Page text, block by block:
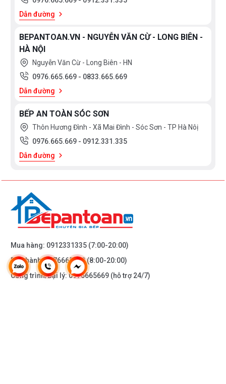
Dẫn đường
BEPANTOAN.VN - NGUYỄN VĂN CỪ - LONG BIÊN -
HÀ NỘI
Nguyễn Văn Cừ - Long Biên - HN
0976.665.669 - 0833.665.669
Dẫn đường
BẾP AN TOÀN SÓC SƠN
Thôn Hương Đình - Xã Mai Đình - Sóc Sơn - TP Hà Nôị
0976.665.669 - 0912.331.335
Dẫn đường
Mua hàng: 0912331335 (7:00-20:00)
Bảo hành:0976665669(8:00-20:00)
Công trình/Đại lý:0976665669 (hỗ trợ 24/7)